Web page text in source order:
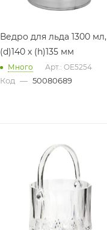
Ведро для льда 1300 мл,
(d)140 х (h)135 мм
Много Арт.: OE5254
Код — 50080689